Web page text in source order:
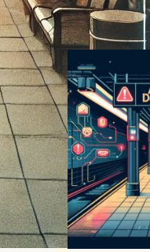
AI（人工知能）
2024年1月4日5:09